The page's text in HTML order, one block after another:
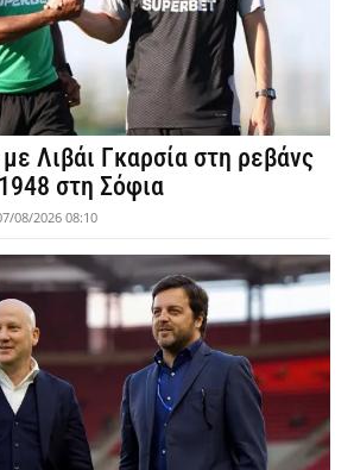
Λιβάι Γκαρσία στη ρεβάνς
στη Σόφια
08/2026 08:10